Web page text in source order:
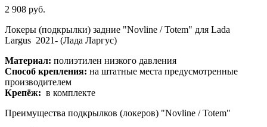
2 908 руб.
Локеры (подкрылки) задние "Novline / Totem" для Lada
Largus 2021- (Лада Ларгус)
Материал: полиэтилен низкого давления
Способ крепления: на штатные места предусмотренные
производителем
Крепёж: в комплекте
Преимущества подкрылков (локеров) "Novline / Totem"